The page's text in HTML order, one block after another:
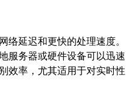
络延迟和更快的处理速度。
服务器或硬件设备可以迅速
效率，尤其适用于对实时性